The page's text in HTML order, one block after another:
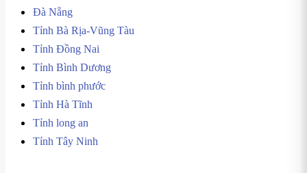
Đà Nẵng
Tỉnh Bà Rịa-Vũng Tàu
Tỉnh Đồng Nai
Tỉnh Bình Dương
Tỉnh bình phước
Tỉnh Hà Tĩnh
Tỉnh long an
Tỉnh Tây Ninh